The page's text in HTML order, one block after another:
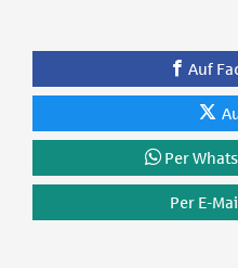
Auf
Per
Per E-